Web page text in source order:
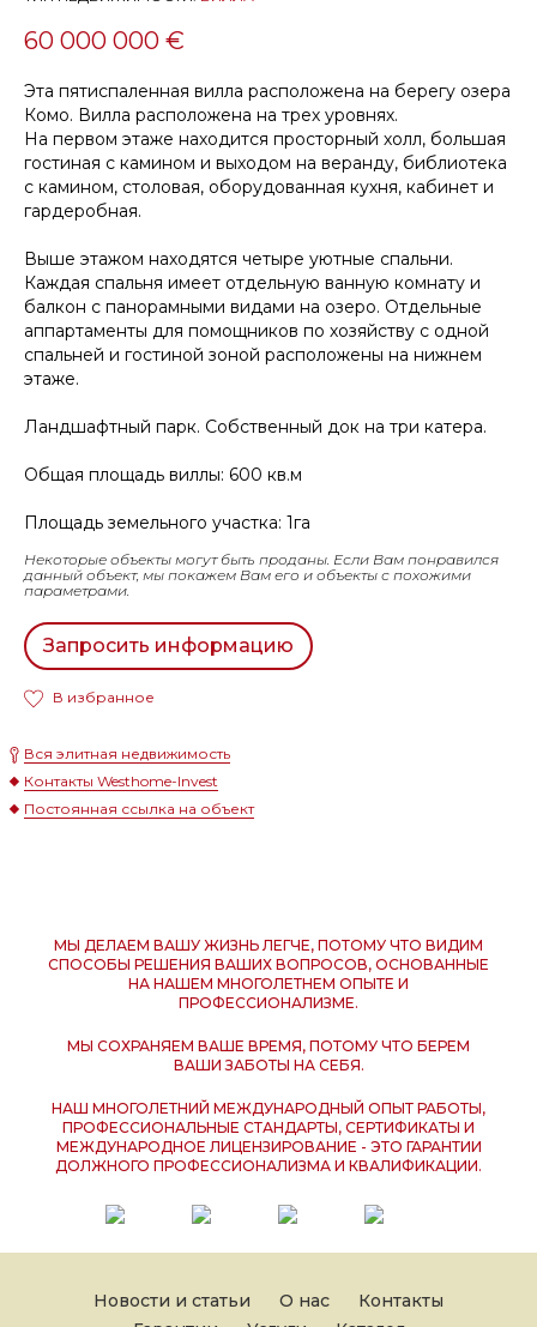
60 000 000 €
Эта пятиспаленная вилла расположена на берегу озера
Комо. Вилла расположена на трех уровнях.
На первом этаже находится просторный холл, большая
гостиная с камином и выходом на веранду, библиотека
с камином, столовая, оборудованная кухня, кабинет и
гардеробная.
Выше этажом находятся четыре уютные спальни.
Каждая спальня имеет отдельную ванную комнату и
балкон с панорамными видами на озеро. Отдельные
аппартаменты для помощников по хозяйству с одной
спальней и гостиной зоной расположены на нижнем
этаже.
Ландшафтный парк. Собственный док на три катера.
Общая площадь виллы: 600 кв.м
Площадь земельного участка: 1га
Некоторые объекты могут быть проданы. Если Вам понравился
данный объект, мы покажем Вам его и объекты с похожими
параметрами.
Запросить информацию
В избранное
Вся элитная недвижимость
Контакты Westhome-Invest
Постоянная ссылка на объект
МЫ ДЕЛАЕМ ВАШУ ЖИЗНЬ ЛЕГЧЕ, ПОТОМУ ЧТО ВИДИМ
СПОСОБЫ РЕШЕНИЯ ВАШИХ ВОПРОСОВ, ОСНОВАННЫЕ
НА НАШЕМ МНОГОЛЕТНЕМ ОПЫТЕ И
ПРОФЕССИОНАЛИЗМЕ.
МЫ СОХРАНЯЕМ ВАШЕ ВРЕМЯ, ПОТОМУ ЧТО БЕРЕМ
ВАШИ ЗАБОТЫ НА СЕБЯ.
НАШ МНОГОЛЕТНИЙ МЕЖДУНАРОДНЫЙ ОПЫТ РАБОТЫ,
ПРОФЕССИОНАЛЬНЫЕ СТАНДАРТЫ, СЕРТИФИКАТЫ И
МЕЖДУНАРОДНОЕ ЛИЦЕНЗИРОВАНИЕ - ЭТО ГАРАНТИИ
ДОЛЖНОГО ПРОФЕССИОНАЛИЗМА И КВАЛИФИКАЦИИ.
Новости и статьи О нас
Контакты